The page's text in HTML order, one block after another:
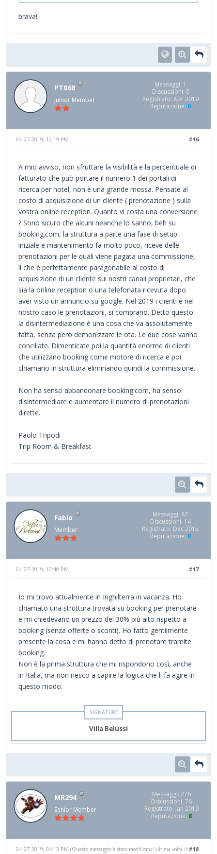
brava!
PT068
Junior Member
Messaggi: 1
Discussioni: 0
Registrato: Apr 2019
Reputazione: 0
#16
04-27-2019, 12:19 PM
A mio avviso, non sfruttare la visibilità e la percentuale di
fatturato che può portare il numero 1 dei portali di
ricerca per hotel, non è una grande mossa. Pensate al
costo di acquisizione di un cliente ( prenotazione ) sulla
vostra online reception. Quanto vi costa una conversione
? Sono sicuro che alcuni neanche lo sanno, beh su
booking.com, la struttura a parte una fase di setup
iniziale e mantenimento fa molto poco, riceve delle
prenotazioni per le quali viene pagata una commissione,
il che è perfettamente paragonabile al costo di
acquisizione di un cliente sui nostri canali proprietari, che
sia la online reception o una telefonata ricevuta dopo
aver visto un annuncio su google. Nel 2019 i clienti e nel
nostro caso le prenotazioni, si comprano. Detto questo
la disintermediazione è una cosa che va assolutamente
fatta, senza però demonizzare le ota. Le due cose vanno
conciliate. Dimenticate poi la quantità enorme di clienti
che utilizzano booking come motore di ricerca e poi
chiamano in struttura eliminando quindi la commissione.
Non ha senso abbandonare booking.com, ha senso
disintermediare e aumentare il numero di prenotazioni
dirette.
Paolo Tripodi
Trip Room & Breakfast
Fabio
Member
Messaggi: 87
Discussioni: 14
Registrato: Dec 2015
Reputazione: 0
#17
04-27-2019, 12:40 PM
Io mi trovo attualmente in Inghilterra in vacanza. Ho
chiamato una struttura trovata su booking per prenotare
e mi chiedevano un prezzo del 30% più alto rispetto a
booking (senza offerte o sconti). Ho fatto gentilmente
presente la cosa e mi hanno detto di prenotare tramite
booking.
Non è la prima struttura che mi rispondono così, anche
in Italia, ma non riesco a capire la logica che li fa agire in
questo modo.
Villa Belussi
MR294
Senior Member
Messaggi: 276
Discussioni: 76
Registrato: Jan 2019
Reputazione: 8
#18
04-27-2019, 04:13 PM (Questo messaggio è stato modificato l'ultima volta il: